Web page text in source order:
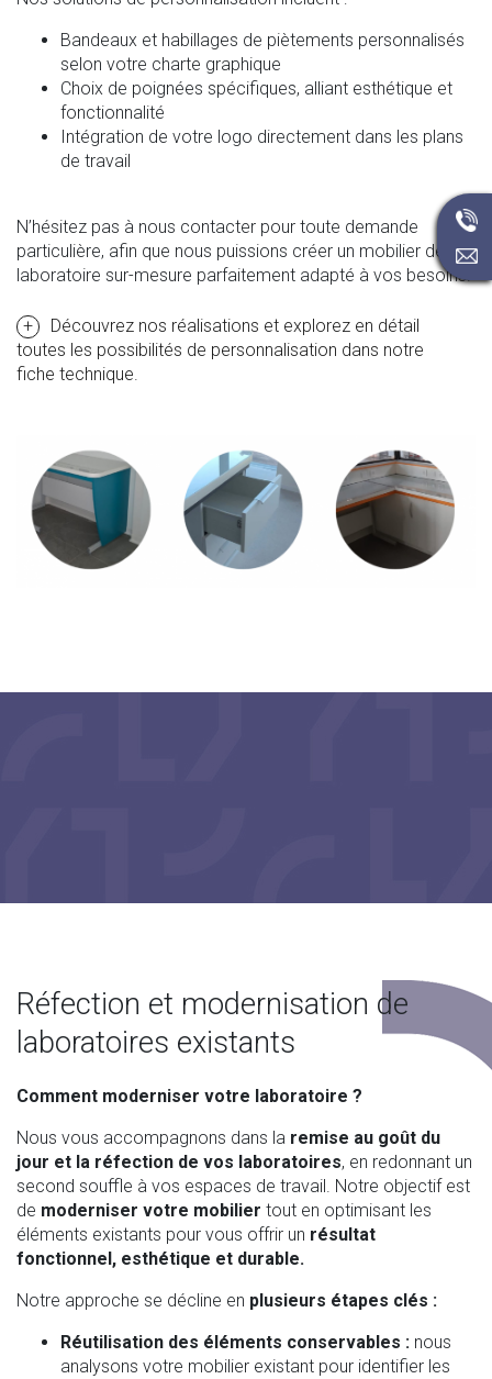
Bandeaux et habillages de piètements personnalisés
selon votre charte graphique
Choix de poignées spécifiques, alliant esthétique et
fonctionnalité
Intégration de votre logo directement dans les plans
de travail
N’hésitez pas à nous contacter pour toute demande
particulière, afin que nous puissions créer un mobilier de
laboratoire sur-mesure parfaitement adapté à vos besoins.
Découvrez nos réalisations et explorez en détail
toutes les possibilités de personnalisation dans notre
fiche technique.
Réfection et modernisation de
laboratoires existants
Comment moderniser votre laboratoire ?
Nous vous accompagnons dans la remise au goût du
jour et la réfection de vos laboratoires, en redonnant un
second souffle à vos espaces de travail. Notre objectif est
de moderniser votre mobilier tout en optimisant les
éléments existants pour vous offrir un résultat
fonctionnel, esthétique et durable.
Notre approche se décline en plusieurs étapes clés :
Réutilisation des éléments conservables : nous
analysons votre mobilier existant pour identifier les